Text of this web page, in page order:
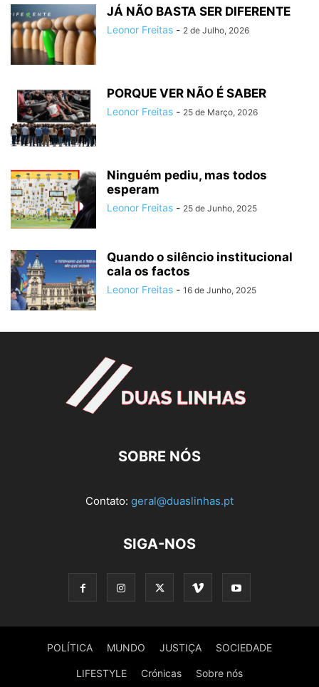
JÁ NÃO BASTA SER DIFERENTE
Leonor Freitas - 2 de Julho, 2026
PORQUE VER NÃO É SABER
Leonor Freitas - 25 de Março, 2026
Ninguém pediu, mas todos
esperam
Leonor Freitas - 25 de Junho, 2025
Quando o silêncio institucional
cala os factos
Leonor Freitas - 16 de Junho, 2025
SOBRE NÓS
Contato: geral@duaslinhas.pt
SIGA-NOS
POLÍTICA MUNDO JUSTIÇA SOCIEDADE
LIFESTYLE Crónicas Sobre nós